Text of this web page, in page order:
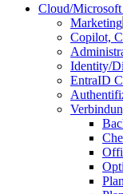
Cloud/
Marketing
Copilot,
Identity/
EntraID